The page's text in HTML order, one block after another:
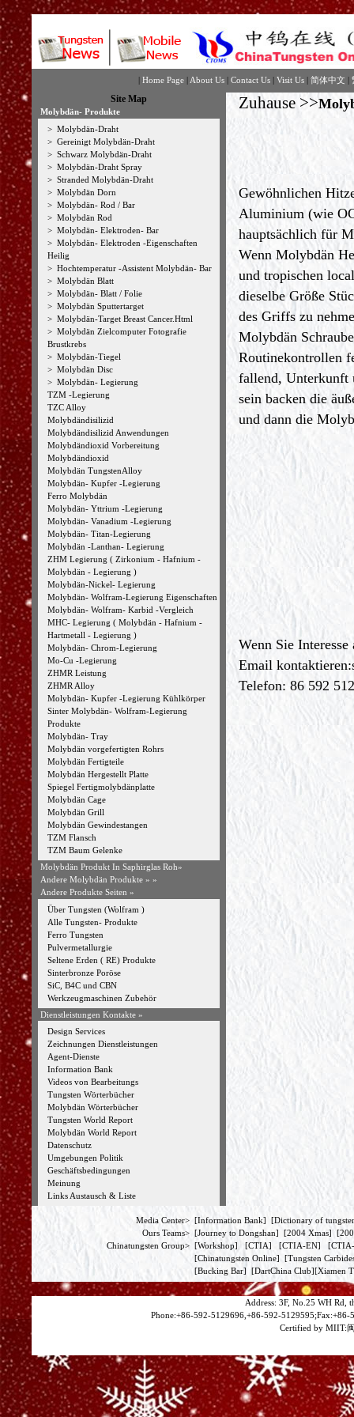
| Home Page | About Us | Contact Us | Visit Us | 简体中文 |
Site Map
Molybdän- Produkte
> Molybdän-Draht
> Gereinigt Molybdän-Draht
> Schwarz Molybdän-Draht
> Molybdän-Draht Spray
> Stranded Molybdän-Draht
> Molybdän Dorn
> Molybdän- Rod / Bar
> Molybdän Rod
> Molybdän- Elektroden- Bar
> Molybdän- Elektroden -Eigenschaften
Heilig
> Hochtemperatur -Assistent Molybdän- Bar
> Molybdän Blatt
> Molybdän- Blatt / Folie
> Molybdän Sputtertarget
> Molybdän-Target Breast Cancer.Html
> Molybdän Zielcomputer Fotografie
Brustkrebs
> Molybdän-Tiegel
> Molybdän Disc
> Molybdän- Legierung
TZM -Legierung
TZC Alloy
Molybdändisilizid
Molybdändisilizid Anwendungen
Molybdändioxid Vorbereitung
Molybdändioxid
Molybdän TungstenAlloy
Molybdän- Kupfer -Legierung
Ferro Molybdän
Molybdän- Yttrium -Legierung
Molybdän- Vanadium -Legierung
Molybdän- Titan-Legierung
Molybdän -Lanthan- Legierung
ZHM Legierung ( Zirkonium - Hafnium -
Molybdän - Legierung )
Molybdän-Nickel- Legierung
Molybdän- Wolfram-Legierung Eigenschaften
Molybdän- Wolfram- Karbid -Vergleich
MHC- Legierung ( Molybdän - Hafnium -
Hartmetall - Legierung )
Molybdän- Chrom-Legierung
Mo-Cu -Legierung
ZHMR Leistung
ZHMR Alloy
Molybdän- Kupfer -Legierung Kühlkörper
Sinter Molybdän- Wolfram-Legierung
Produkte
Molybdän- Tray
Molybdän vorgefertigten Rohrs
Molybdän Fertigteile
Molybdän Hergestellt Platte
Spiegel Fertigmolybdänplatte
Molybdän Cage
Molybdän Grill
Molybdän Gewindestangen
TZM Flansch
TZM Baum Gelenke
Molybdän Produkt In Saphirglas Roh»
Andere Molybdän Produkte » »
Andere Produkte Seiten »
Über Tungsten (Wolfram )
Alle Tungsten- Produkte
Ferro Tungsten
Pulvermetallurgie
Seltene Erden ( RE) Produkte
Sinterbronze Poröse
SiC, B4C und CBN
Werkzeugmaschinen Zubehör
Dienstleistungen Kontakte »
Design Services
Zeichnungen Dienstleistungen
Agent-Dienste
Information Bank
Videos von Bearbeitungs
Tungsten Wörterbücher
Molybdän Wörterbücher
Tungsten World Report
Molybdän World Report
Datenschutz
Umgebungen Politik
Geschäftsbedingungen
Meinung
Links Austausch & Liste
Zuhause >>
Gewöhnlichen
Aluminium (wie
hauptsächlich für
Wenn Molybdän
und tropischen
dieselbe Größe
des Griffs zu
Molybdän
Routinekontrollen
fallend, Unterkunft
sein backen die
und dann die
Wenn Sie
Email kontaktieren:
Telefon: 86 592
Media Center> [Information Bank] [Dictionary of
Ours Teams> [Journey to Dongshan] [2004 Xmas] [
Chinatungsten Group> [Workshop] [CTIA] [CTIA-EN] [
[Chinatungsten Online] [Tungsten
[Bucking Bar] [DartChina Club][Xiamen
Address: 3F, No.25 WH Rd,
Phone:+86-592-5129696,+86-592-
Certified by MIIT: